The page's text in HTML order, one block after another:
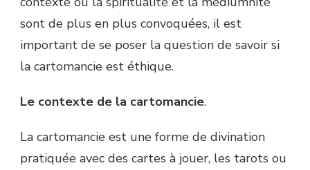
sont de plus en plus convoquées, il est
important de se poser la question de savoir si
la cartomancie est éthique.
Le contexte de la cartomancie.
La cartomancie est une forme de divination
pratiquée avec des cartes à jouer, les tarots ou